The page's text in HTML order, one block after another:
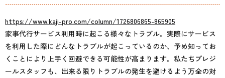
https://www.kaji-pro.com/column/1726806865-865905
家事代行サービス利用時に起こる様々なトラブル。実際にサービス
を利用した際にどんなトラブルが起こっているのか、予め知ってお
くことにより上手く回避できる可能性が高まります。私たちプレジ
ールスタッフも、出来る限りトラブルの発生を避けるよう万全の対